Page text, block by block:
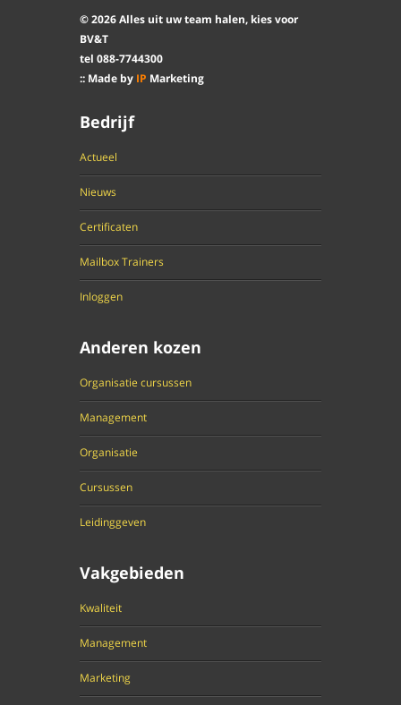
©2026Alles uit uw team halen, kies voor
BV&T
tel 088-7744300
:: Made by IP Marketing
Bedrijf
Actueel
Nieuws
Certificaten
Mailbox Trainers
Inloggen
Anderen kozen
Organisatie cursussen
Management
Organisatie
Cursussen
Leidinggeven
Vakgebieden
Kwaliteit
Management
Marketing